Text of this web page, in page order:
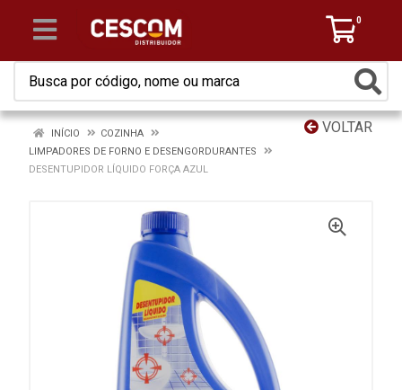
0
VOLTAR
INÍCIO
COZINHA
LIMPADORES DE FORNO E DESENGORDURANTES
DESENTUPIDOR LÍQUIDO FORÇA AZUL